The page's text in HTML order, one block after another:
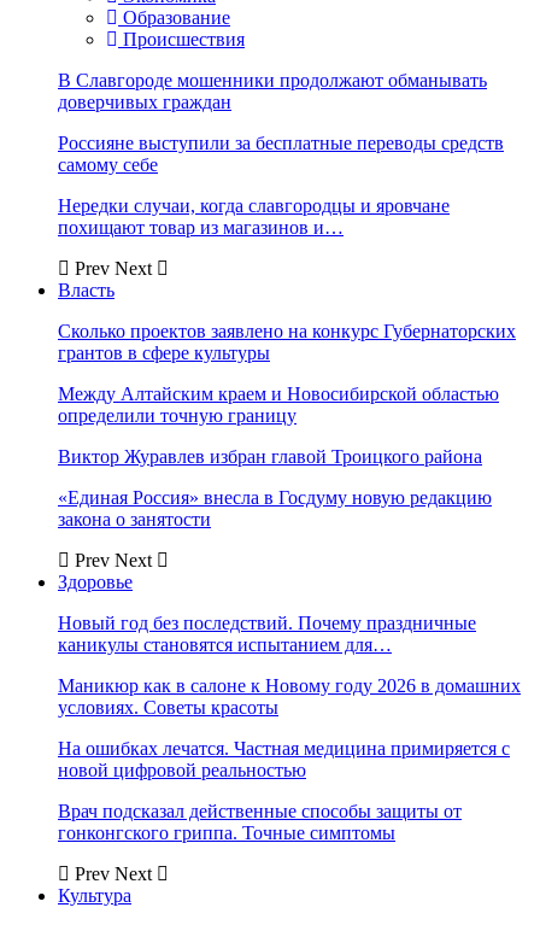
Образование
Происшествия
В Славгороде мошенники продолжают обманывать
доверчивых граждан
Россияне выступили за бесплатные переводы средств
самому себе
Нередки случаи, когда славгородцы и яровчане
похищают товар из магазинов и…
Prev Next
Власть
Сколько проектов заявлено на конкурс Губернаторских
грантов в сфере культуры
Между Алтайским краем и Новосибирской областью
определили точную границу
Виктор Журавлев избран главой Троицкого района
«Единая Россия» внесла в Госдуму новую редакцию
закона о занятости
Prev Next
Здоровье
Новый год без последствий. Почему праздничные
каникулы становятся испытанием для…
Маникюр как в салоне к Новому году 2026 в домашних
условиях. Советы красоты
На ошибках лечатся. Частная медицина примиряется с
новой цифровой реальностью
Врач подсказал действенные способы защиты от
гонконгского гриппа. Точные симптомы
Prev Next
Культура